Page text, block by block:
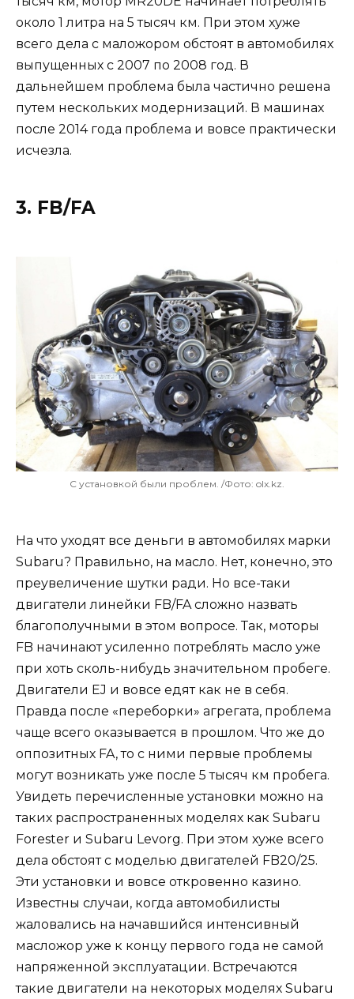
около 1 литра на 5 тысяч км. При этом хуже
всего дела с маложором обстоят в автомобилях
выпущенных с 2007 по 2008 год. В
дальнейшем проблема была частично решена
путем нескольких модернизаций. В машинах
после 2014 года проблема и вовсе практически
исчезла.
3. FB/FA
С установкой были проблем. /Фото: olx.kz.
На что уходят все деньги в автомобилях марки
Subaru? Правильно, на масло. Нет, конечно, это
преувеличение шутки ради. Но все-таки
двигатели линейки FB/FA сложно назвать
благополучными в этом вопросе. Так, моторы
FB начинают усиленно потреблять масло уже
при хоть сколь-нибудь значительном пробеге.
Двигатели EJ и вовсе едят как не в себя.
Правда после «переборки» агрегата, проблема
чаще всего оказывается в прошлом. Что же до
оппозитных FA, то с ними первые проблемы
могут возникать уже после 5 тысяч км пробега.
Увидеть перечисленные установки можно на
таких распространенных моделях как Subaru
Forester и Subaru Levorg. При этом хуже всего
дела обстоят с моделью двигателей FB20/25.
Эти установки и вовсе откровенно казино.
Известны случаи, когда автомобилисты
жаловались на начавшийся интенсивный
масложор уже к концу первого года не самой
напряженной эксплуатации. Встречаются
такие двигатели на некоторых моделях Subaru